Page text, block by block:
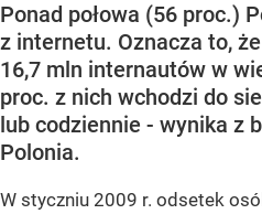
Ponad połowa (56 proc.)
z internetu. Oznacza to,
16,7 mln internautów w
proc. z nich wchodzi do
lub codziennie - wynika z
Polonia.
W styczniu 2009 r. odsetek